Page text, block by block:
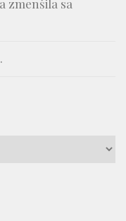
zmenšila sa